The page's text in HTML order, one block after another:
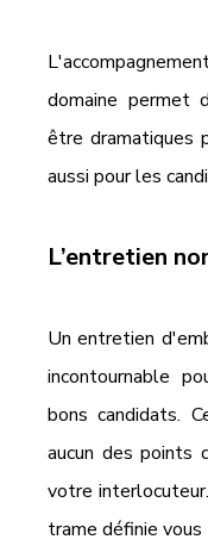
domaine permet
être dramatiques
aussi pour les
L’entretien
Un entretien
incontournable
bons candidats.
aucun des points
votre
trame définie